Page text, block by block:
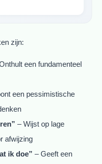
zijn:
een fundamenteel
een pessimistische
– Wijst op lage
afwijzing
ik doe” – Geeft een